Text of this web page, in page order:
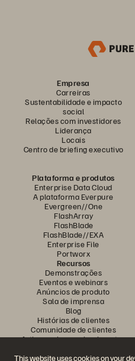
This website uses cookies on your
Empresa
Carreiras
Sustentabilidade e impacto
social
Relações com investidores
Liderança
Locais
Centro de briefing executivo
Plataforma e produtos
Enterprise Data Cloud
A plataforma Everpure
Evergreen//One
FlashArray
FlashBlade
FlashBlade//EXA
Enterprise File
Portworx
Recursos
Demonstrações
Eventos e webinars
Anúncios de produto
Sala de imprensa
Blog
Histórias de clientes
Comunidade de clientes
Artigos sobre conhecimentos